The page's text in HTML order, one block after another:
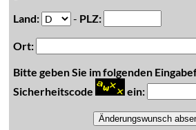
Land:
- PLZ:
Ort:
Bitte geben Sie im folgenden
Sicherheitscode
ein: